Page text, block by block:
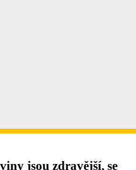
jsou zdravější, se